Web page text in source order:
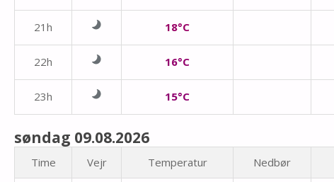
21h 18°C
22h 16°C
23h 15°C
søndag 09.08.2026
Time Vejr Temperatur Nedbør